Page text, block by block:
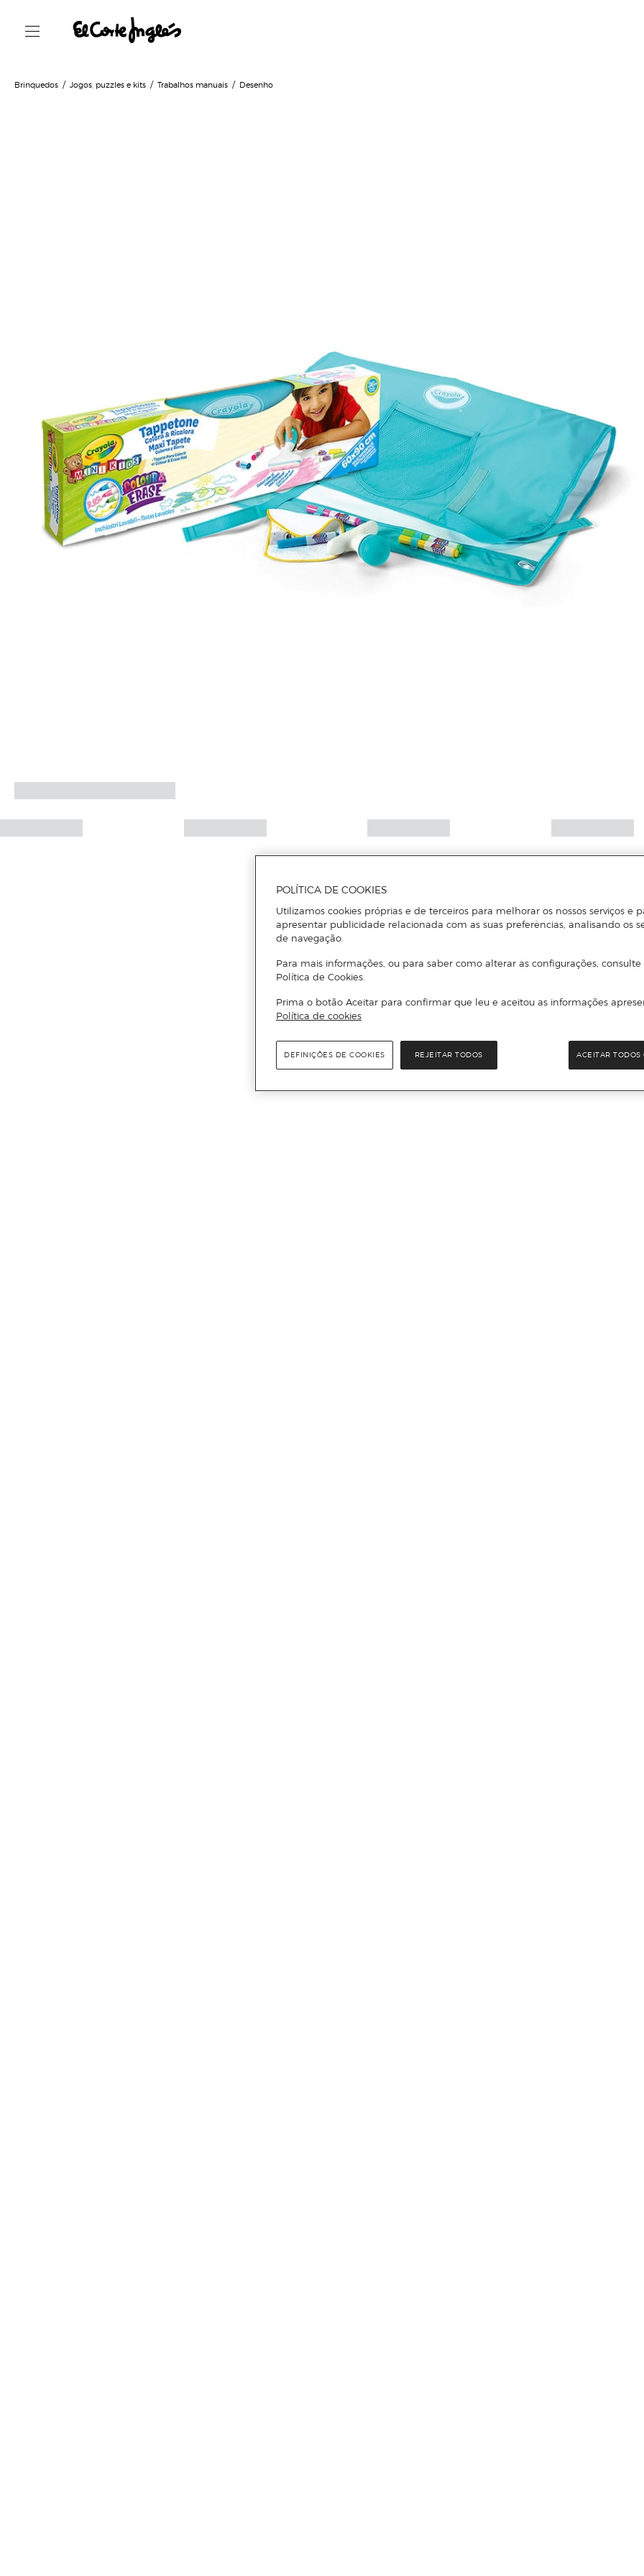
Brinquedos Jogos, puzzles e kits Trabalhos manuais Desenho
POLÍTICA DE COOKIES
Utilizamos cookies próprias e de terceiros para melhorar os nossos serviços e
apresentar publicidade relacionada com as suas preferências, analisando os
de navegação.
Para mais informações, ou para saber como alterar as configurações, consulte
Política de Cookies.
Prima o botão Aceitar para confirmar que leu e aceitou as informações
Política de cookies
REJEITAR TODOS ACEITAR TODOS
DEFINIÇÕES DE COOKIES